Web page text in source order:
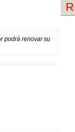
podrá renovar su